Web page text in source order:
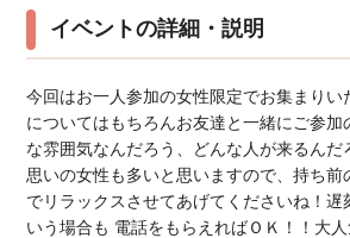
イベントの詳細・説明
今回はお一人参加の女性限定でお集まりい
についてはもちろんお友達と一緒にご参加
な雰囲気なんだろう、どんな人が来るん
思いの女性も多いと思いますので、持ち前
でリラックスさせてあげてくださいね！遅
いう場合も 電話をもらえればＯＫ！！大